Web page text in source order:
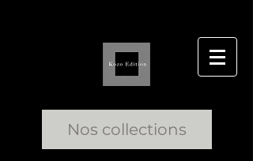
Nos collections